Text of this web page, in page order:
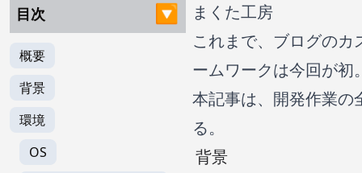
目次
概要
背景
環境
OS
まくた工房
これまで、ブログのカ
ームワークは今回が初
本記事は、開発作業の
る。
背景